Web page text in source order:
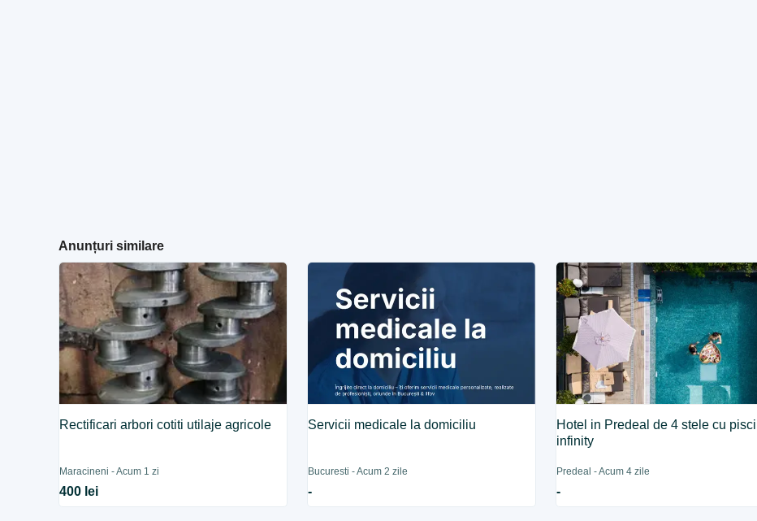
Anunțuri similare
Rectificari arbori cotiti utilaje agricole
Maracineni - Acum 1 zi
400 lei
Servicii medicale la domiciliu
Bucuresti - Acum 2 zile
-
Hotel in Predeal de 4 stele cu
infinity
Predeal - Acum 4 zile
-